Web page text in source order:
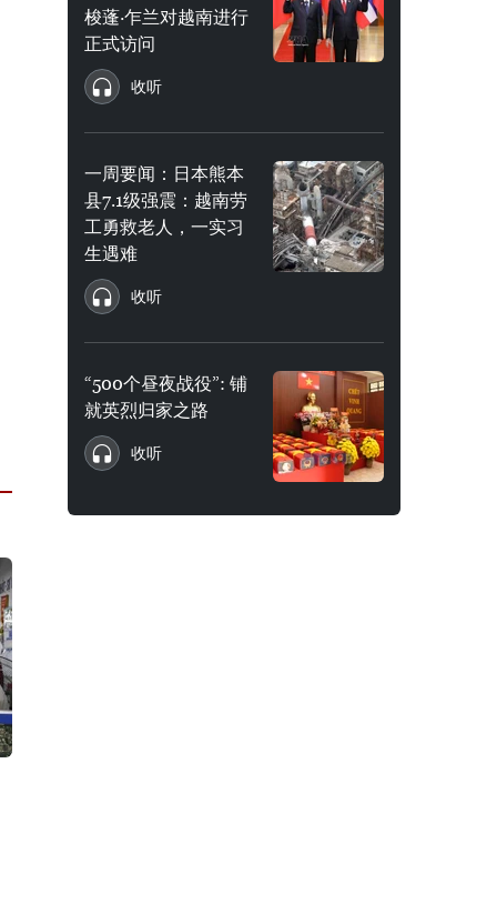
梭蓬·乍兰对越南进行
正式访问
收听
一周要闻：日本熊本
县7.1级强震：越南劳
工勇救老人，一实习
生遇难
收听
“500个昼夜战役”: 铺
就英烈归家之路
收听